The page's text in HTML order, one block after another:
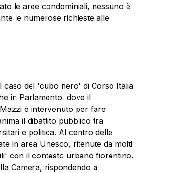
le aree condominiali, nessuno è
le numerose richieste alle
caso del 'cubo nero' di Corso Italia
in Parlamento, dove il
è intervenuto per fare
il dibattito pubblico tra
e politica. Al centro delle
in area Unesco, ritenute da molti
con il contesto urbano fiorentino.
Camera, rispondendo a